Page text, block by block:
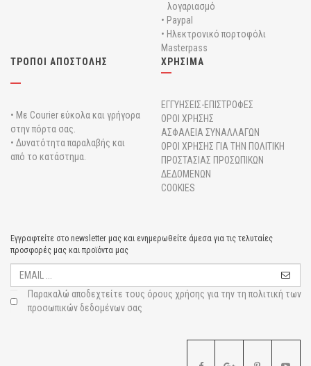
λογαριασμό
• Paypal
• Ηλεκτρονικό πορτοφόλι
Masterpass
ΤΡΟΠΟΙ ΑΠΟΣΤΟΛΗΣ
• Με Courier εύκολα και γρήγορα
στην πόρτα σας.
• Δυνατότητα παραλαβής και
από το κατάστημα.
ΧΡΗΣΙΜΑ
ΕΓΓΥΗΣΕΙΣ-ΕΠΙΣΤΡΟΦΕΣ
ΟΡΟΙ ΧΡΗΣΗΣ
ΑΣΦΑΛΕΙΑ ΣΥΝΑΛΛΑΓΩΝ
ΟΡΟΙ ΧΡΗΣΗΣ ΓΙΑ ΤΗΝ ΠΟΛΙΤΙΚΗ
ΠΡΟΣΤΑΣΙΑΣ ΠΡΟΣΩΠΙΚΩΝ
ΔΕΔΟΜΕΝΩΝ
COOKIES
Εγγραφτείτε στο newsletter μας και ενημερωθείτε άμεσα για τις τελυταίες
προσφορές μας και προϊόντα μας
Παρακαλώ αποδεχτείτε τους όρους χρήσης για την τη πολιτική των
προσωπικών δεδομένων σας